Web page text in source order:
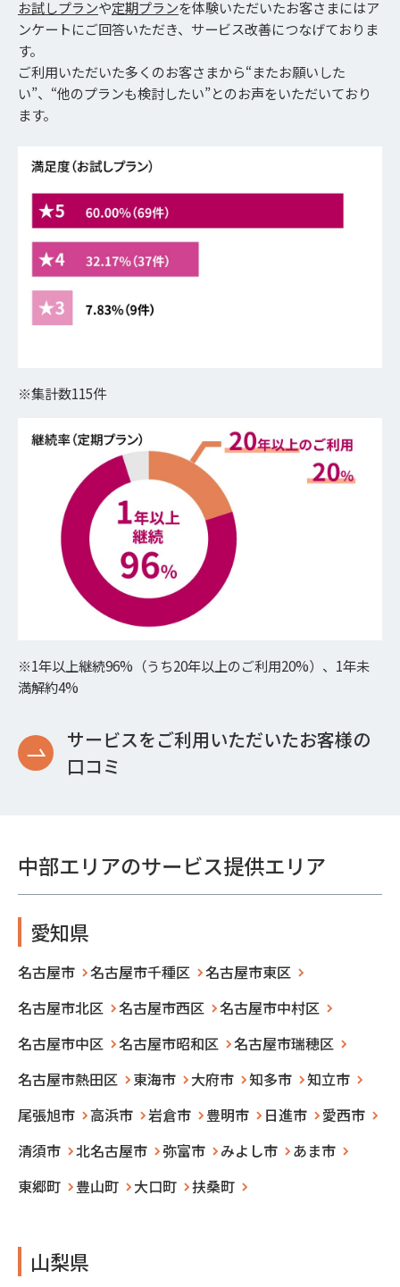
お試しプランや定期プランを体験いただいたお客さまにはア
ンケートにご回答いただき、サービス改善につなげておりま
す。
ご利用いただいた多くのお客さまから“またお願いした
い”、“他のプランも検討したい”とのお声をいただいており
ます。
※集計数115件
※1年以上継続96%（うち20年以上のご利用20%）、1年未
満解約4%
サービスをご利用いただいたお客様の
口コミ
中部エリアのサービス提供エリア
愛知県
名古屋市 名古屋市千種区
名古屋市東区
名古屋市北区
名古屋市西区
名古屋市中村区
名古屋市中区
名古屋市昭和区
名古屋市瑞穂区
名古屋市熱田区
東海市 大府市 知多市
知立市
尾張旭市
高浜市 岩倉市 豊明市 日進市
愛西市
清須市
北名古屋市 弥富市 みよし市
あま市
東郷町
豊山町 大口町 扶桑町
山梨県